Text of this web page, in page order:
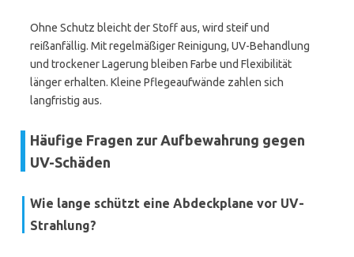
Ohne Schutz bleicht der Stoff aus, wird steif und
reißanfällig. Mit regelmäßiger Reinigung, UV-Behandlung
und trockener Lagerung bleiben Farbe und Flexibilität
länger erhalten. Kleine Pflegeaufwände zahlen sich
langfristig aus.
Häufige Fragen zur Aufbewahrung gegen
UV-Schäden
Wie lange schützt eine Abdeckplane vor UV-
Strahlung?